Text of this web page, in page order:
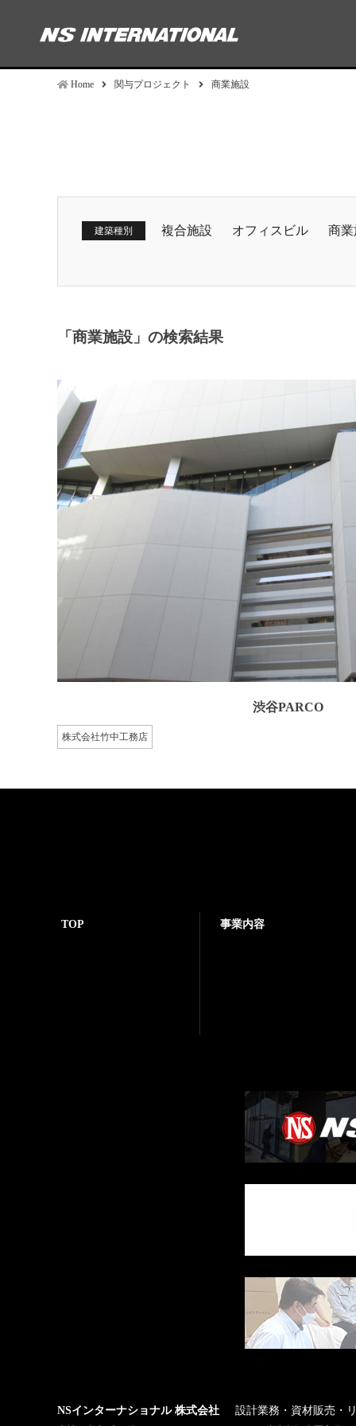
Home 関与プロジェクト 商業施設
建築種別 複合施設 オフィスビル 商
「商業施設」の検索結果
渋谷PARCO
株式会社竹中工務店
TOP 事業内容
NSインターナショナル 株式会社 設計業務・資材販売・